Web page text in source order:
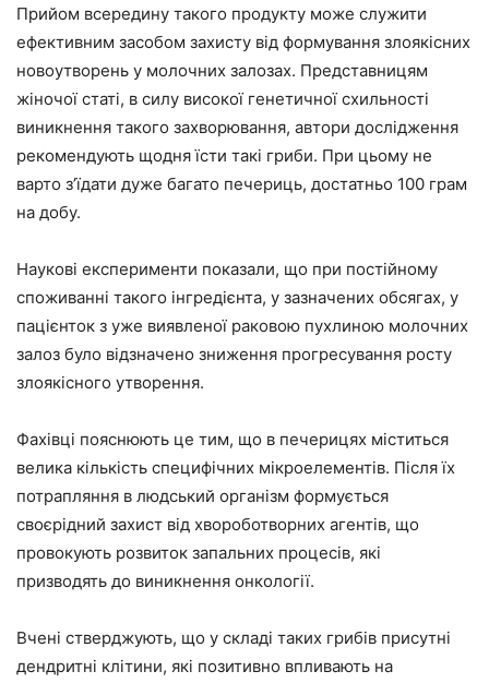
Прийом всередину такого продукту може служити
ефективним засобом захисту від формування злоякісних
новоутворень у молочних залозах. Представницям
жіночої статі, в силу високої генетичної схильності
виникнення такого захворювання, автори дослідження
рекомендують щодня їсти такі гриби. При цьому не
варто з’їдати дуже багато печериць, достатньо 100 грам
на добу.
Наукові експерименти показали, що при постійному
споживанні такого інгредієнта, у зазначених обсягах, у
пацієнток з уже виявленої раковою пухлиною молочних
залоз було відзначено зниження прогресування росту
злоякісного утворення.
Фахівці пояснюють це тим, що в печерицях міститься
велика кількість специфічних мікроелементів. Після їх
потрапляння в людський організм формується
своєрідний захист від хвороботворних агентів, що
провокують розвиток запальних процесів, які
призводять до виникнення онкології.
Вчені стверджують, що у складі таких грибів присутні
дендритні клітини, які позитивно впливають на